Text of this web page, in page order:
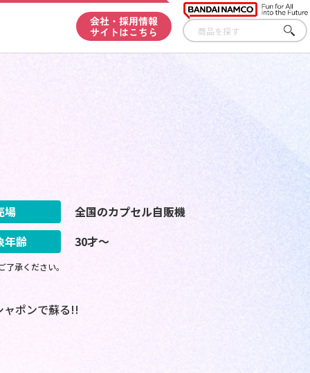
会社・採用情報
サイトはこちら
さが
す
場
全国のカプセル自販機
年齢
30才～
承ください。
ャポンで蘇る!!